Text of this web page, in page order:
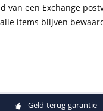
een Exchange
items blijven
Geld-terug-garantie